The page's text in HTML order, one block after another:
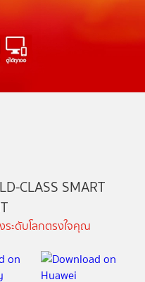
CLASS SMART
ะดับโลกตรงใจคุณ